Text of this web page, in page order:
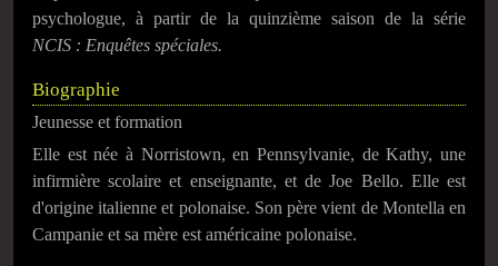
psychologue, à partir de la quinzième saison de la série
NCIS : Enquêtes spéciales.
Biographie
Jeunesse et formation
Elle est née à Norristown, en Pennsylvanie, de Kathy, une
infirmière scolaire et enseignante, et de Joe Bello. Elle est
d'origine italienne et polonaise. Son père vient de Montella en
Campanie et sa mère est américaine polonaise.